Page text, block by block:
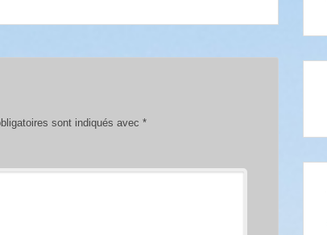
sont indiqués avec *